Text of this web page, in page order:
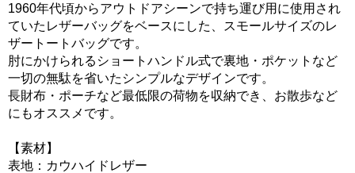
1960年代頃からアウトドアシーンで持ち運び用に使用され
ていたレザーバッグをベースにした、スモールサイズのレ
ザートートバッグです。
肘にかけられるショートハンドル式で裏地・ポケットなど
一切の無駄を省いたシンプルなデザインです。
長財布・ポーチなど最低限の荷物を収納でき、お散歩など
にもオススメです。
【素材】
表地：カウハイドレザー